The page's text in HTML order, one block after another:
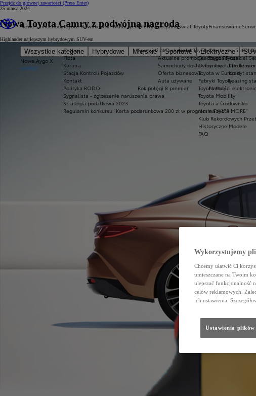
Przejdź do głównej zawartości (Press Enter)
Nowe samochody
Wszystkie kategorie Hybrydowe Miejskie Sportowe Elektryczne
Nowe Aygo X
HYBRID
Toyota Nowakowski Wałbrzych
O Nas
Flota
Kariera
Stacja Kontroli Pojazdów
Kontakt
Polityka RODO
Sygnalista - zgłoszenie naruszenia prawa
Strategia podatkowa 2023
Regulamin konkursu "Karta podarunkowa 200 zł w programie Toyota MORE"
Oferty specjalne
Sprawdź aktualne oferty
Aktualne promocje
Samochody dostawcze Toyota
Oferta biznesowa
Auta używane
Rok potęgi 8 premier
Świat Toyoty
Świat Toyoty
Dlaczego Toyota?
O Toyocie
Toyota w Europie
Fabryki Toyoty
Toyota Way
Toyota Mobility
Toyota a środowisko
Norma WLTP
Klub Rekordowych
Historyczne Modele
FAQ
Finansowanie
Oferta dla firm
Toyota Financial
Kredyt
Kredyt
Leasing
Płatności
25 marca 2024
Nowa Toyota Camry z podwójną nagrodą
Highlander najlepszym hybrydowym SUV-em
Wykorzystujemy
Chcemy ułatwić Ci
umieszczane na Twoim
ulepszać funkcjonalność
celów reklamowych.
ich ustawienia.
Ustawienia plików